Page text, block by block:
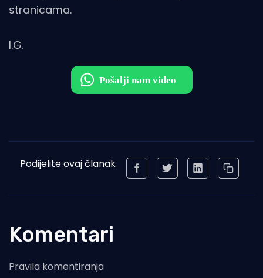
stranicama.
I.G.
Podijelite ovaj članak
Komentari
Pravila komentiranja